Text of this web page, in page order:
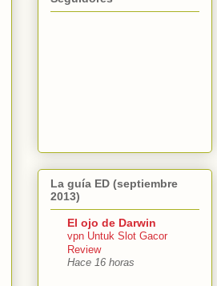
La guía ED (septiembre
2013)
El ojo de Darwin
vpn Untuk Slot Gacor
Review
Hace 16 horas